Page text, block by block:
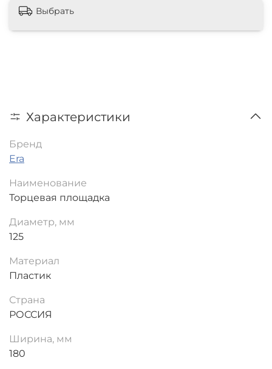
Выбрать
Характеристики
Бренд
Era
Наименование
Торцевая площадка
Диаметр, мм
125
Материал
Пластик
Страна
РОССИЯ
Ширина, мм
180